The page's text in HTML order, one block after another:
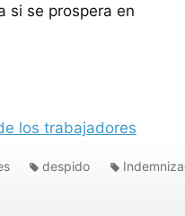
si se prospera en
los trabajadores
despido